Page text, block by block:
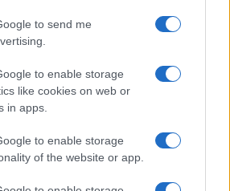
to send me
to enable storage
like cookies on web or
in apps.
to enable storage
of the website or app.